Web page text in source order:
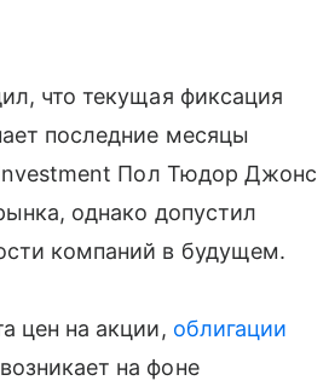
что текущая фиксация
последние месяцы
Пол Тюдор Джонс
однако допустил
компаний в будущем.
цен на акции, облигации
на фоне